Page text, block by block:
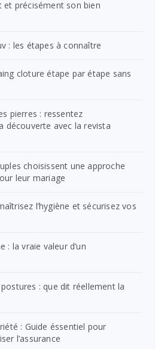
et précisément son bien
: les étapes à connaître
cloture étape par étape sans
pierres : ressentez
découverte avec la revista
choisissent une approche
leur mariage
l’hygiène et sécurisez vos
: la vraie valeur d’un
: que dit réellement la
: Guide éssentiel pour
l’assurance